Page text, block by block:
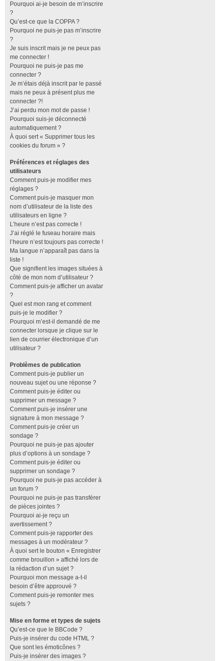
Pourquoi ai-je besoin de m’inscrire
?
Qu’est-ce que la COPPA ?
Pourquoi ne puis-je pas m’inscrire
?
Je suis inscrit mais je ne peux pas
me connecter !
Pourquoi ne puis-je pas me
connecter ?
Je m’étais déjà inscrit par le passé
mais ne peux à présent plus me
connecter ?!
J’ai perdu mon mot de passe !
Pourquoi suis-je déconnecté
automatiquement ?
À quoi sert « Supprimer tous les
cookies du forum » ?
Préférences et réglages des
utilisateurs
Comment puis-je modifier mes
réglages ?
Comment puis-je masquer mon
nom d’utilisateur de la liste des
utilisateurs en ligne ?
L’heure n’est pas correcte !
J’ai réglé le fuseau horaire mais
l’heure n’est toujours pas correcte !
Ma langue n’apparaît pas dans la
liste !
Que signifient les images situées à
côté de mon nom d’utilisateur ?
Comment puis-je afficher un avatar
?
Quel est mon rang et comment
puis-je le modifier ?
Pourquoi m’est-il demandé de me
connecter lorsque je clique sur le
lien de courrier électronique d’un
utilisateur ?
Problèmes de publication
Comment puis-je publier un
nouveau sujet ou une réponse ?
Comment puis-je éditer ou
supprimer un message ?
Comment puis-je insérer une
signature à mon message ?
Comment puis-je créer un
sondage ?
Pourquoi ne puis-je pas ajouter
plus d’options à un sondage ?
Comment puis-je éditer ou
supprimer un sondage ?
Pourquoi ne puis-je pas accéder à
un forum ?
Pourquoi ne puis-je pas transférer
de pièces jointes ?
Pourquoi ai-je reçu un
avertissement ?
Comment puis-je rapporter des
messages à un modérateur ?
À quoi sert le bouton « Enregistrer
comme brouillon » affiché lors de
la rédaction d’un sujet ?
Pourquoi mon message a-t-il
besoin d’être approuvé ?
Comment puis-je remonter mes
sujets ?
Mise en forme et types de sujets
Qu’est-ce que le BBCode ?
Puis-je insérer du code HTML ?
Que sont les émoticônes ?
Puis-je insérer des images ?